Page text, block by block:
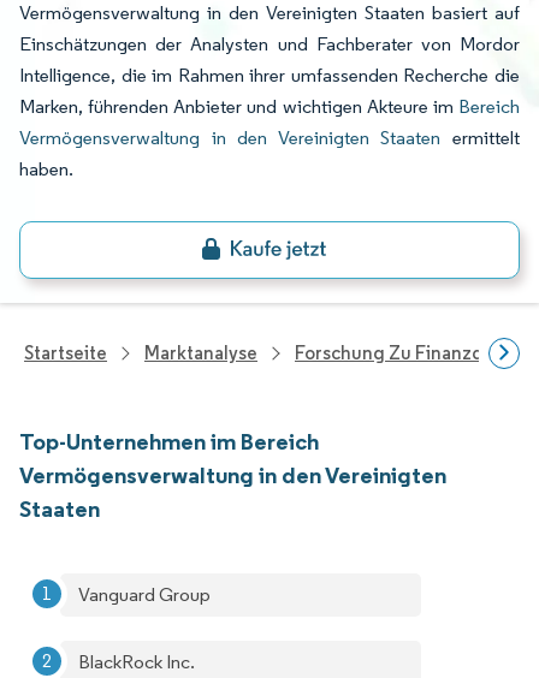
Vermögensverwaltung in den Vereinigten Staaten basiert auf
Einschätzungen der Analysten und Fachberater von Mordor
Intelligence, die im Rahmen ihrer umfassenden Recherche die
Marken, führenden Anbieter und wichtigen Akteure im Bereich
Vermögensverwaltung in den Vereinigten Staaten ermittelt
haben.
Startseite Marktanalyse Forschung Zu
Top-Unternehmen im Bereich
Vermögensverwaltung in den Vereinigten
Staaten
Vanguard Group
BlackRock Inc.